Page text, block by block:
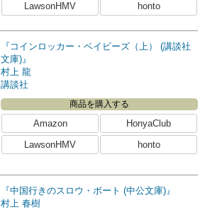
LawsonHMV
honto
『コインロッカー・ベイビーズ（上） (講談社
文庫)』
村上 龍
講談社
商品を購入する
Amazon
HonyaClub
LawsonHMV
honto
『中国行きのスロウ・ボート (中公文庫)』
村上 春樹